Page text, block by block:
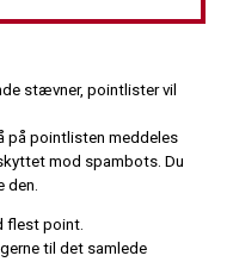
stævner, pointlister vil
på pointlisten meddeles
mod spambots. Du
den.
flest point.
til det samlede